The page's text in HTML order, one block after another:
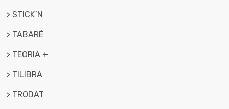
> STICK´N
> TABARÉ
> TEORIA +
> TILIBRA
> TRODAT